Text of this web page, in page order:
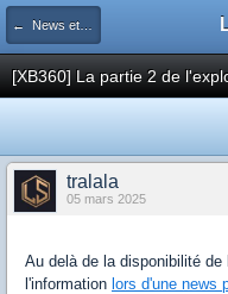
← News et actualités postées sur LS
[XB360] La partie 2 de
tralala
05 mars 2025
Au delà de la disponibilité
l'information lors d'une news